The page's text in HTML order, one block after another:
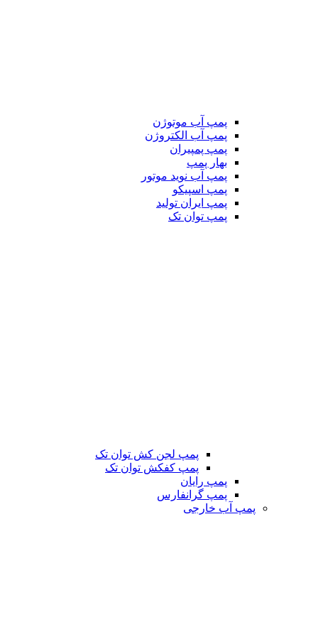
پمپ آب موتوژن
پمپ آب الکتروژن
پمپ پمپیران
بهار پمپ
پمپ آب نوید موتور
پمپ اسپیکو
پمپ ایران تولید
پمپ توان تک
پمپ لجن کش توان تک
پمپ کفکش توان تک
پمپ رایان
پمپ گرانفارس
پمپ آب خارجی